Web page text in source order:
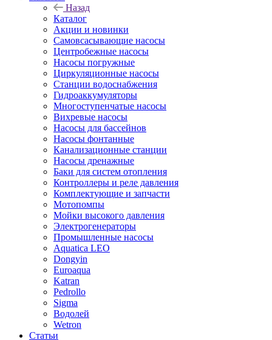
Назад
Каталог
Акции и новинки
Самовсасывающие насосы
Центробежные насосы
Насосы погружные
Циркуляционные насосы
Станции водоснабжения
Гидроаккумуляторы
Многоступенчатые насосы
Вихревые насосы
Насосы для бассейнов
Насосы фонтанные
Канализационные станции
Насосы дренажные
Баки для систем отопления
Контроллеры и реле давления
Комплектующие и запчасти
Мотопомпы
Мойки высокого давления
Электрогенераторы
Промышленные насосы
Aquatica LEO
Dongyin
Euroaqua
Katran
Pedrollo
Sigma
Водолей
Wetron
Статьи